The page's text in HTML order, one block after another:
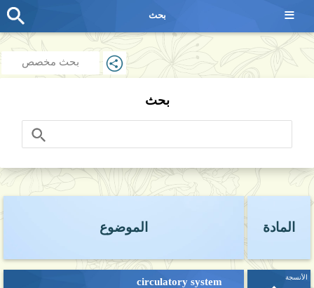
بحث مخصص
بحث
المادة الموضوع
الأنسجة circulatory system
≡ بحث